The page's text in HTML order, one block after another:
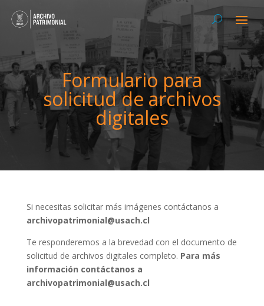
Formulario para
solicitud de archivos
digitales
Si necesitas solicitar más imágenes contáctanos a
archivopatrimonial@usach.cl
Te responderemos a la brevedad con el documento de
solicitud de archivos digitales completo. Para más
información contáctanos a
archivopatrimonial@usach.cl